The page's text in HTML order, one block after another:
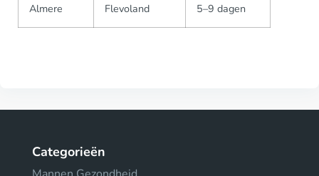
Almere Flevoland 5–9 dagen
Categorieën